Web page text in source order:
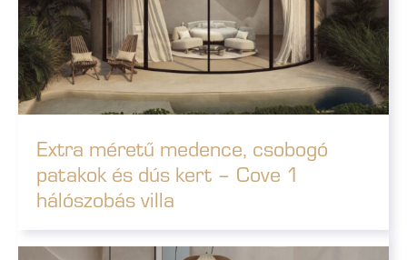
Extra méretű medence, csobogó
patakok és dús kert – Cove 1
hálószobás villa